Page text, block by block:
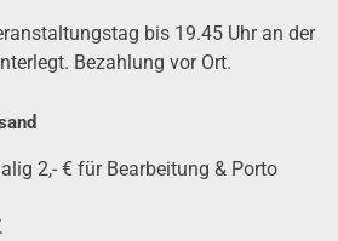
bis 19.45 Uhr an der
Bezah­lung vor Ort.
2,- € für Bear­bei­tung & Por­to